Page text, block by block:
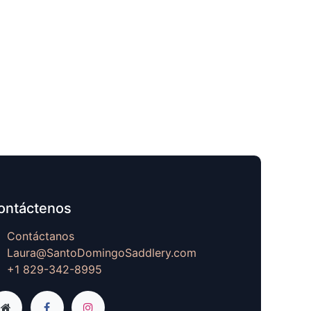
Contáctanos
Laura@SantoDomingoSaddlery.com
+1 829-342-8995